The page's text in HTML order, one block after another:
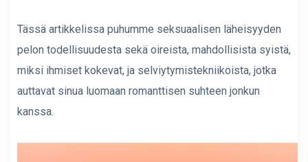
Tässä artikkelissa puhumme seksuaalisen läheisyyden
pelon todellisuudesta sekä oireista, mahdollisista syistä,
miksi ihmiset kokevat, ja selviytymistekniikoista, jotka
auttavat sinua luomaan romanttisen suhteen jonkun
kanssa.